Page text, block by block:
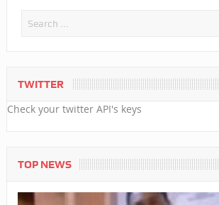
TWITTER
Check your twitter API's keys
TOP NEWS